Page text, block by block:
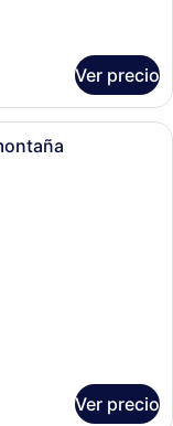
Ver precio
de hotel moderna con
Ver precio